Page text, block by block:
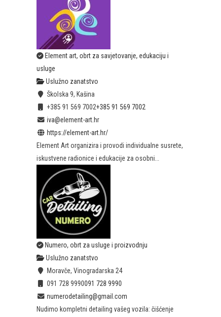
Element art, obrt za savjetovanje, edukaciju i
usluge
Uslužno zanatstvo
Školska 9, Kašina
+385 91 569 7002+385 91 569 7002
iva@element-art.hr
https://element-art.hr/
Element Art organizira i provodi individualne susrete,
iskustvene radionice i edukacije za osobni...
Numero, obrt za usluge i proizvodnju
Uslužno zanatstvo
Moravče, Vinogradarska 24
091 728 9990091 728 9990
numerodetailing@gmail.com
Nudimo kompletni detailing vašeg vozila: čišćenje